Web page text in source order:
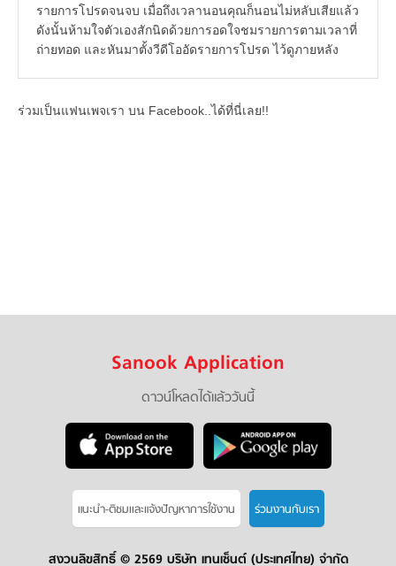
รายการโปรดจนจบ เมื่อถึงเวลานอนคุณก็นอนไม่หลับเสียแล้ว
ดังนั้นห้ามใจตัวเองสักนิดด้วยการอดใจชมรายการตามเวลาที่
ถ่ายทอด และหันมาตั้งวีดีโออัดรายการโปรด ไว้ดูภายหลัง
ร่วมเป็นแฟนเพจเรา บน Facebook..ได้ที่นี่เลย!!
Sanook Application
ดาวน์โหลดได้แล้ววันนี้
แนะนำ-ติชมเเละแจ้งปัญหาการใช้งาน ร่วมงานกับเรา
สงวนลิขสิทธิ์ © 2569 บริษัท เทนเซ็นต์ (ประเทศไทย) จำกัด